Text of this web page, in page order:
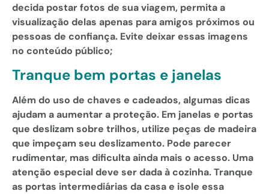
decida postar fotos de sua viagem, permita a
visualização delas apenas para amigos próximos ou
pessoas de confiança. Evite deixar essas imagens
no conteúdo público;
Tranque bem portas e janelas
Além do uso de chaves e cadeados, algumas dicas
ajudam a aumentar a proteção. Em janelas e portas
que deslizam sobre trilhos, utilize peças de madeira
que impeçam seu deslizamento. Pode parecer
rudimentar, mas dificulta ainda mais o acesso. Uma
atenção especial deve ser dada à cozinha. Tranque
as portas intermediárias da casa e isole essa